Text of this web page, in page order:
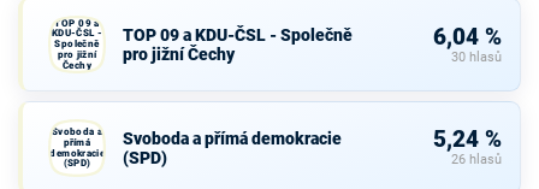
TOP 09 a
KDU-ČSL -
Společně
pro jižní
Čechy
TOP 09 a KDU-ČSL - Společně
pro jižní Čechy
6,04 %
30 hlasů
Svoboda a
přímá
demokracie
(SPD)
Svoboda a přímá demokracie
(SPD)
5,24 %
26 hlasů